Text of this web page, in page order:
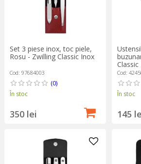
Set 3 piese inox, toc piele,
Rosu - Zwilling Classic Inox
Cod: 97684003
(0)
În stoc
350 lei
Classic
Cod:
În stoc
145